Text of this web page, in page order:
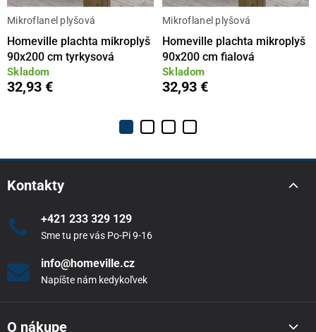
Mikroflanel plyšová
Homeville plachta mikroplyš
90x200 cm tyrkysová
Skladom
32,93 €
Mikroflanel plyšová
Homeville plachta mikroplyš
90x200 cm fialová
Skladom
32,93 €
Kontakty
+421 233 329 129
Sme tu pre vás Po-Pi 9-16
info@homeville.cz
Napíšte nám kedykoľvek
O nákupe